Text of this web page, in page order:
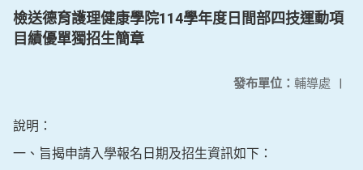
檢送德育護理健康學院114學年度日間部四技運動項
目績優單獨招生簡章
發布單位： 輔導處 |
說明：
一、旨揭申請入學報名日期及招生資訊如下：